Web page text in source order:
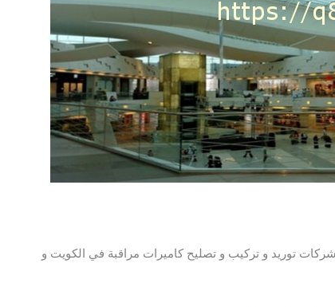
توريد و تركيب و تصليح كاميرات مراقبة في الكويت و